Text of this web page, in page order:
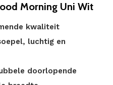
Morning Uni Wit
kwaliteit
luchtig en
doorlopende